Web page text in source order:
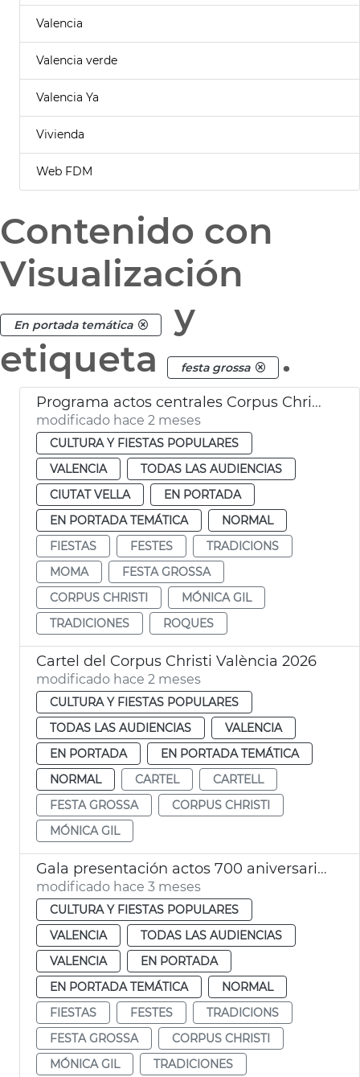
Valencia
Valencia verde
Valencia Ya
Vivienda
Web FDM
Contenido con
Visualización
En portada temática
y
etiqueta
festa grossa .
Programa actos centrales Corpus Christi València
modificado hace 2 meses
CULTURA Y FIESTAS POPULARES
VALENCIA
TODAS LAS AUDIENCIAS
CIUTAT VELLA
EN PORTADA
EN PORTADA TEMÁTICA
NORMAL
FIESTAS
FESTES
TRADICIONS
MOMA
FESTA GROSSA
CORPUS CHRISTI
MÓNICA GIL
TRADICIONES
ROQUES
Cartel del Corpus Christi València 2026
modificado hace 2 meses
CULTURA Y FIESTAS POPULARES
TODAS LAS AUDIENCIAS
VALENCIA
EN PORTADA
EN PORTADA TEMÁTICA
NORMAL
CARTEL
CARTELL
FESTA GROSSA
CORPUS CHRISTI
MÓNICA GIL
Gala presentación actos 700 aniversario Corpus Christi València
modificado hace 3 meses
CULTURA Y FIESTAS POPULARES
VALENCIA
TODAS LAS AUDIENCIAS
VALENCIA
EN PORTADA
EN PORTADA TEMÁTICA
NORMAL
FIESTAS
FESTES
TRADICIONS
FESTA GROSSA
CORPUS CHRISTI
MÓNICA GIL
TRADICIONES